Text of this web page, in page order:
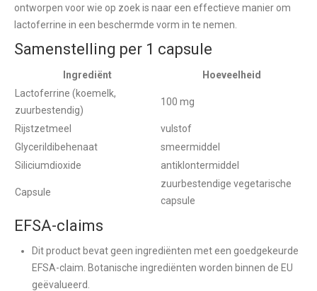
ontworpen voor wie op zoek is naar een effectieve manier om
lactoferrine in een beschermde vorm in te nemen.
Samenstelling per 1 capsule
Ingrediënt
Hoeveelheid
Lactoferrine (koemelk,
zuurbestendig)
100 mg
Rijstzetmeel
vulstof
Glycerildibehenaat
smeermiddel
Siliciumdioxide
antiklontermiddel
Capsule
zuurbestendige vegetarische
capsule
EFSA-claims
Dit product bevat geen ingrediënten met een goedgekeurde
EFSA-claim. Botanische ingrediënten worden binnen de EU
geëvalueerd.